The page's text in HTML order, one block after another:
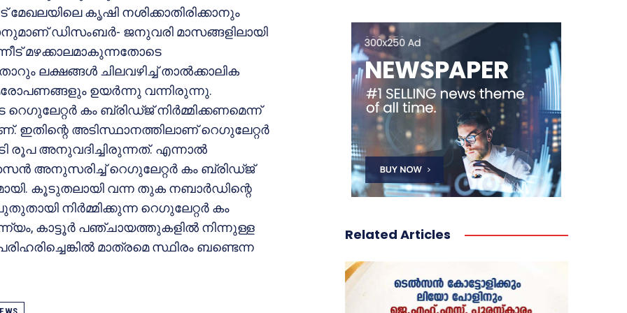
മേഖലയിലെ കൃഷി നശിക്കാതിരിക്കാനും
ഡിസംബര്‍- ജനുവരി മാസങ്ങളിലായി
മഴക്കാലമാകുന്നതോടെ
ലക്ഷങ്ങള്‍ ചിലവഴിച്ച് താല്‍ക്കാലിക
ഉയര്‍ന്നു വന്നിരുന്നു.
കം ബ്രിഡ്ജ് നിര്‍മ്മിക്കണമെന്ന്
ഇതിന്റെ അടിസ്ഥാനത്തിലാണ് റെഗുലേറ്റര്‍
രൂപ അനുവദിച്ചിരുന്നത്. എന്നാല്‍
അനുസരിച്ച് റെഗുലേറ്റര്‍ കം ബ്രിഡ്ജ്
കൂടുതലായി വന്ന തുക നബാര്‍ഡിന്റെ
നിര്‍മ്മിക്കുന്ന റെഗുലേറ്റര്‍ കം
കാട്ടൂര്‍ പഞ്ചായത്തുകളില്‍ നിന്നുള്ള
മാത്രമെ സ്ഥിരം ബണ്ടെന്ന
Related Articles